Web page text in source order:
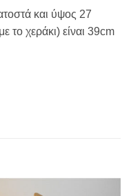
και ύψος 27
το χεράκι) είναι 39cm